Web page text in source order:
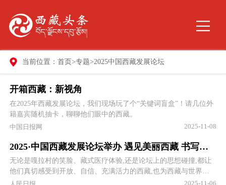
当前位置： 首页 >专题>2025中国西藏发展论坛
开箱西藏：新视角
在2025年西藏发展论坛，我们现场玩了个“关键词盲盒”！请几位外
籍嘉宾随机抽卡，聊聊他们眼中的西藏。
中国日报网 2025-11-08
2025·中国西藏发展论坛举办 遇见美丽西藏 书写雪域新篇
无论是嘎拉村的笑脸、藏式医疗体验,还是论坛上的思想碰撞,都让
他们真切感受到开放、自信、充满活力的西藏,也为西藏与世界深
化交流注入新动能。
2025-11-06